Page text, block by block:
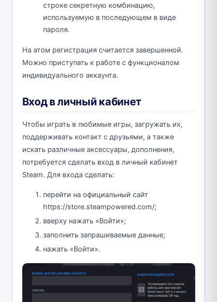
строке секретную комбинацию,
используемую в последующем в виде
пароля.
На этом регистрация считается завершенной.
Можно приступать к работе с функционалом
индивидуального аккаунта.
Вход в личный кабинет
Чтобы играть в любимые игры, загружать их,
поддерживать контакт с друзьями, а также
искать различные аксессуары, дополнения,
потребуется сделать вход в личный кабинет
Steam. Для входа сделать:
перейти на официальный сайт
https://store.steampowered.com/;
вверху нажать «Войти»;
заполнить запрашиваемые данные;
нажать «Войти».